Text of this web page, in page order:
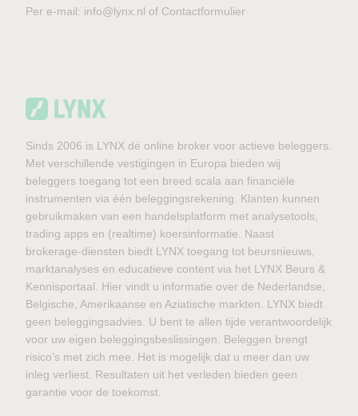
Per e-mail: info@lynx.nl of Contactformulier
Sinds 2006 is LYNX dé online broker voor actieve beleggers.
Met verschillende vestigingen in Europa bieden wij
beleggers toegang tot een breed scala aan financiële
instrumenten via één beleggingsrekening. Klanten kunnen
gebruikmaken van een handelsplatform met analysetools,
trading apps en (realtime) koersinformatie. Naast
brokerage-diensten biedt LYNX toegang tot beursnieuws,
marktanalyses en educatieve content via het LYNX Beurs &
Kennisportaal. Hier vindt u informatie over de Nederlandse,
Belgische, Amerikaanse en Aziatische markten. LYNX biedt
geen beleggingsadvies. U bent te allen tijde verantwoordelijk
voor uw eigen beleggingsbeslissingen. Beleggen brengt
risico’s met zich mee. Het is mogelijk dat u meer dan uw
inleg verliest. Resultaten uit het verleden bieden geen
garantie voor de toekomst.